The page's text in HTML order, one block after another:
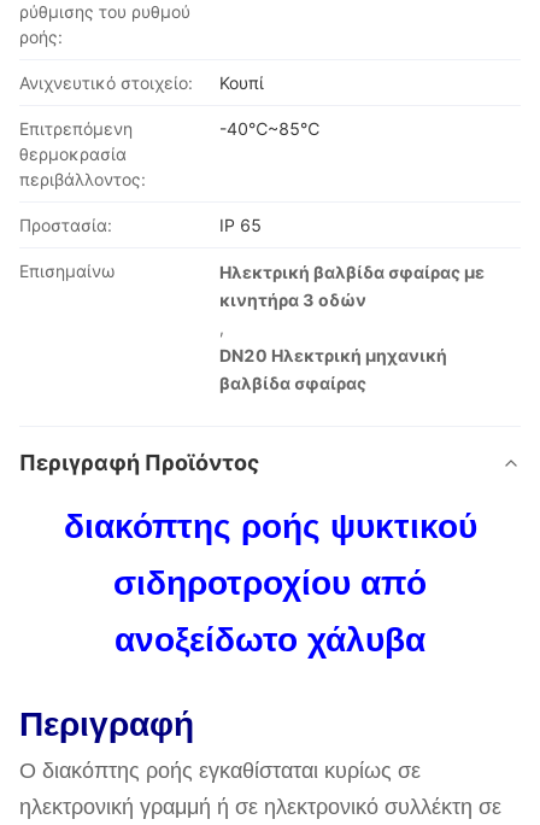
ρύθμισης του ρυθμού
ροής:
Ανιχνευτικό στοιχείο: Κουπί
Επιτρεπόμενη
θερμοκρασία
περιβάλλοντος:
-40℃~85℃
Προστασία: IP 65
Επισημαίνω
Ηλεκτρική βαλβίδα σφαίρας με
κινητήρα 3 οδών
,
DN20 Ηλεκτρική μηχανική
βαλβίδα σφαίρας
Περιγραφή Προϊόντος
διακόπτης ροής ψυκτικού
σιδηροτροχίου από
ανοξείδωτο χάλυβα
Περιγραφή
Ο διακόπτης ροής εγκαθίσταται κυρίως σε
ηλεκτρονική γραμμή ή σε ηλεκτρονικό συλλέκτη σε